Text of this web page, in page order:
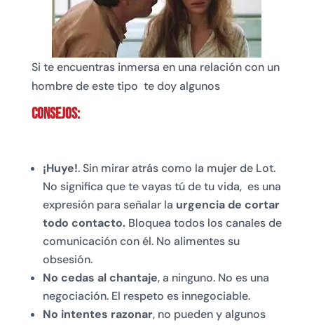
Si te encuentras inmersa en una relación con un
hombre de este tipo te doy algunos
Consejos:
¡Huye!. Sin mirar atrás como la mujer de Lot.
No significa que te vayas tú de tu vida, es una
expresión para señalar la urgencia de cortar
todo contacto.Bloquea todos los canales de
comunicación con él. No alimentes su
obsesión.
No cedas al chantaje, a ninguno. No es una
negociación. El respeto es innegociable.
No intentes razonar, no pueden y algunos